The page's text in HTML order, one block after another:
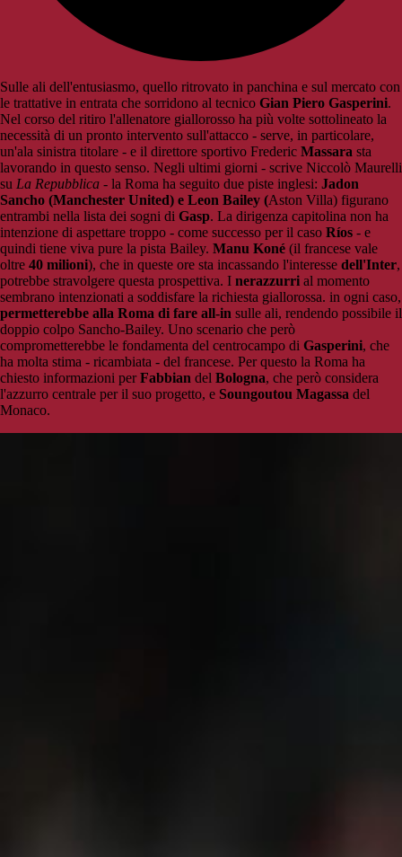
Sulle ali dell'entusiasmo, quello ritrovato in panchina e sul mercato con
le trattative in entrata che sorridono al tecnico Gian Piero Gasperini.
Nel corso del ritiro l'allenatore giallorosso ha più volte sottolineato la
necessità di un pronto intervento sull'attacco - serve, in particolare,
un'ala sinistra titolare - e il direttore sportivo Frederic Massara sta
lavorando in questo senso. Negli ultimi giorni - scrive Niccolò Maurelli
su La Repubblica - la Roma ha seguito due piste inglesi: Jadon
Sancho (Manchester United) e Leon Bailey (Aston Villa) figurano
entrambi nella lista dei sogni di Gasp. La dirigenza capitolina non ha
intenzione di aspettare troppo - come successo per il caso Ríos - e
quindi tiene viva pure la pista Bailey. Manu Koné (il francese vale
oltre 40 milioni), che in queste ore sta incassando l'interesse dell'Inter,
potrebbe stravolgere questa prospettiva. I nerazzurri al momento
sembrano intenzionati a soddisfare la richiesta giallorossa. in ogni caso,
permetterebbe alla Roma di fare all-in sulle ali, rendendo possibile il
doppio colpo Sancho-Bailey. Uno scenario che però
comprometterebbe le fondamenta del centrocampo di Gasperini, che
ha molta stima - ricambiata - del francese. Per questo la Roma ha
chiesto informazioni perFabbian del Bologna, che però considera
l'azzurro centrale per il suo progetto, e Soungoutou Magassa del
Monaco.